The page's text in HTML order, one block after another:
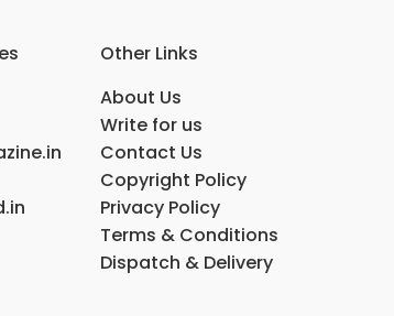
Other Links
About Us
Write for us
Contact Us
Copyright Policy
Privacy Policy
Terms & Conditions
Dispatch & Delivery